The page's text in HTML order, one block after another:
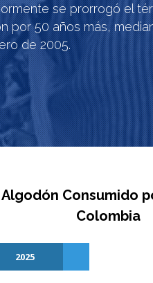
se prorrogó el
por 50 años más,
de 2005.
Algodón Consumido
Colombia
2025